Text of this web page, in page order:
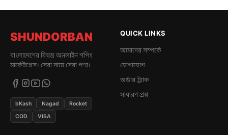
SHUNDORBAN
বাংলাদেশের বিশ্বস্ত অনলাইন শপিং
মার্কেটপ্লেস। সেরা দামে সেরা পণ্য।
bKash Nagad
Rocket
COD
VISA
QUICK LINKS
আমাদের সম্পর্কে
যোগাযোগ
অর্ডার ট্র্যাক
সাধারণ প্রশ্ন